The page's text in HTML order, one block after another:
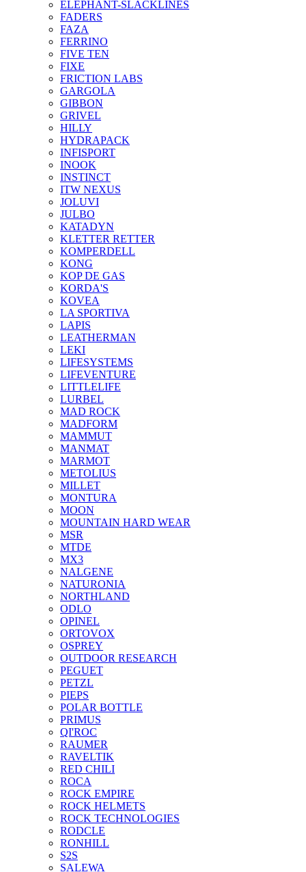
ELEPHANT-SLACKLINES
FADERS
FAZA
FERRINO
FIVE TEN
FIXE
FRICTION LABS
GARGOLA
GIBBON
GRIVEL
HILLY
HYDRAPACK
INFISPORT
INOOK
INSTINCT
ITW NEXUS
JOLUVI
JULBO
KATADYN
KLETTER RETTER
KOMPERDELL
KONG
KOP DE GAS
KORDA'S
KOVEA
LA SPORTIVA
LAPIS
LEATHERMAN
LEKI
LIFESYSTEMS
LIFEVENTURE
LITTLELIFE
LURBEL
MAD ROCK
MADFORM
MAMMUT
MANMAT
MARMOT
METOLIUS
MILLET
MONTURA
MOON
MOUNTAIN HARD WEAR
MSR
MTDE
MX3
NALGENE
NATURONIA
NORTHLAND
ODLO
OPINEL
ORTOVOX
OSPREY
OUTDOOR RESEARCH
PEGUET
PETZL
PIEPS
POLAR BOTTLE
PRIMUS
QI'ROC
RAUMER
RAVELTIK
RED CHILI
ROCA
ROCK EMPIRE
ROCK HELMETS
ROCK TECHNOLOGIES
RODCLE
RONHILL
S2S
SALEWA